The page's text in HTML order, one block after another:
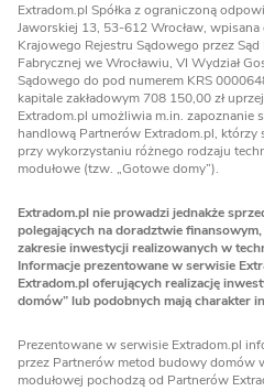
Extradom.pl Spółka z ograniczoną
Jaworskiej 13, 53-612 Wrocław,
Krajowego Rejestru Sądowego przez
Fabrycznej we Wrocławiu, VI Wydział
Sądowego do pod numerem KRS
kapitale zakładowym 708 150,00 zł
Extradom.pl umożliwia m.in. zapoznanie
handlową Partnerów Extradom.pl,
przy wykorzystaniu różnego rodzaju
modułowe (tzw. „Gotowe domy”).
Extradom.pl nie prowadzi jednakże
polegających na doradztwie
zakresie inwestycji realizowanych w
Informacje prezentowane w serwisie
Extradom.pl oferujących realizację
domów” lub podobnych mają charakter
Prezentowane w serwisie Extradom.pl
przez Partnerów metod budowy domów
modułowej pochodzą od Partnerów